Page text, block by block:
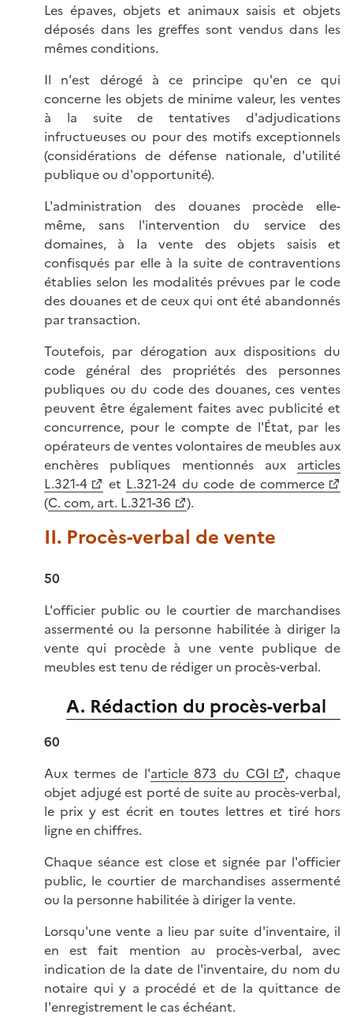
Les épaves, objets et animaux saisis et objets
déposés dans les greffes sont vendus dans les
mêmes conditions.
Il n'est dérogé à ce principe qu'en ce qui
concerne les objets de minime valeur, les ventes
à la suite de tentatives d'adjudications
infructueuses ou pour des motifs exceptionnels
(considérations de défense nationale, d'utilité
publique ou d'opportunité).
L'administration des douanes procède elle-
même, sans l'intervention du service des
domaines, à Ia vente des objets saisis et
confisqués par elle à la suite de contraventions
établies selon les modalités prévues par le code
des douanes et de ceux qui ont été abandonnés
par transaction.
Toutefois, par dérogation aux dispositions du
code général des propriétés des personnes
publiques ou du code des douanes, ces ventes
peuvent être également faites avec publicité et
concurrence, pour le compte de l'État, par les
opérateurs de ventes volontaires de meubles aux
enchères publiques mentionnés aux articles
L.321-4
et L.321-24 du code de commerce
(C. com, art. L.321-36 ).
II. Procès-verbal de vente
50
L'officier public ou le courtier de marchandises
assermenté ou la personne habilitée à diriger la
vente qui procède à une vente publique de
meubles est tenu de rédiger un procès-verbal.
A. Rédaction du procès-verbal
60
Aux termes de l'article 873 du CGI
, chaque
objet adjugé est porté de suite au procès-verbal,
le prix y est écrit en toutes lettres et tiré hors
ligne en chiffres.
Chaque séance est close et signée par l'officier
public, le courtier de marchandises assermenté
ou la personne habilitée à diriger la vente.
Lorsqu'une vente a lieu par suite d'inventaire, il
en est fait mention au procès-verbal, avec
indication de la date de l'inventaire, du nom du
notaire qui y a procédé et de la quittance de
I'enregistrement le cas échéant.